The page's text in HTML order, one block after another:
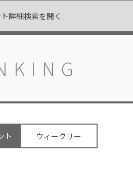
詳細検索を開く
ト ウィークリー